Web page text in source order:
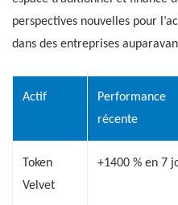
perspectives nouvelles pour
dans des entreprises
Actif
Performance
récente
Token
Velvet
+1400 % en 7